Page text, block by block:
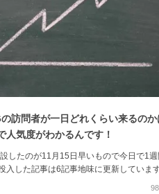
訪問者が一日どれくらい来るのか
人気度がわかるんです！
したのが11月15日早いもので今日で1
入した記事は6記事地味に更新していま